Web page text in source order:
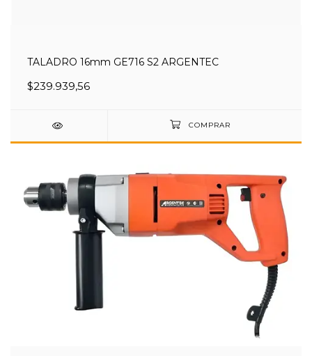
TALADRO 16mm GE716 S2 ARGENTEC
$239.939,56